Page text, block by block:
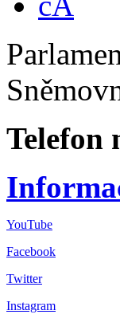
Telefon
YouTube
Facebook
Twitter
Instagram